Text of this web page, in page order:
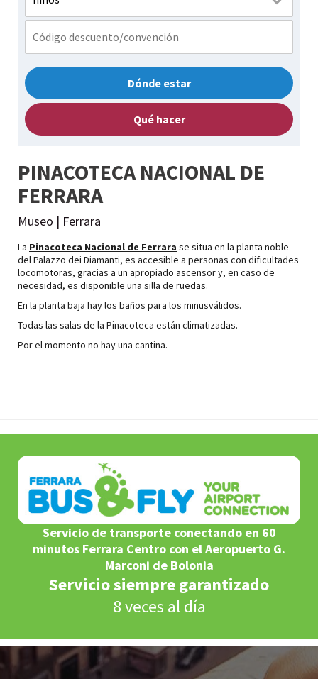
Dónde estar
Qué hacer
PINACOTECA NACIONAL DE
FERRARA
Museo | Ferrara
La Pinacoteca Nacional de Ferrara se situa en la planta noble
del Palazzo dei Diamanti, es accesible a personas con dificultades
locomotoras, gracias a un apropiado ascensor y, en caso de
necesidad, es disponible una silla de ruedas.
En la planta baja hay los baños para los minusválidos.
Todas las salas de la Pinacoteca están climatizadas.
Por el momento no hay una cantina.
Servicio de transporte conectando en 60
minutos Ferrara Centro con el Aeropuerto G.
Marconi de Bolonia
Servicio siempre garantizado
8 veces al día